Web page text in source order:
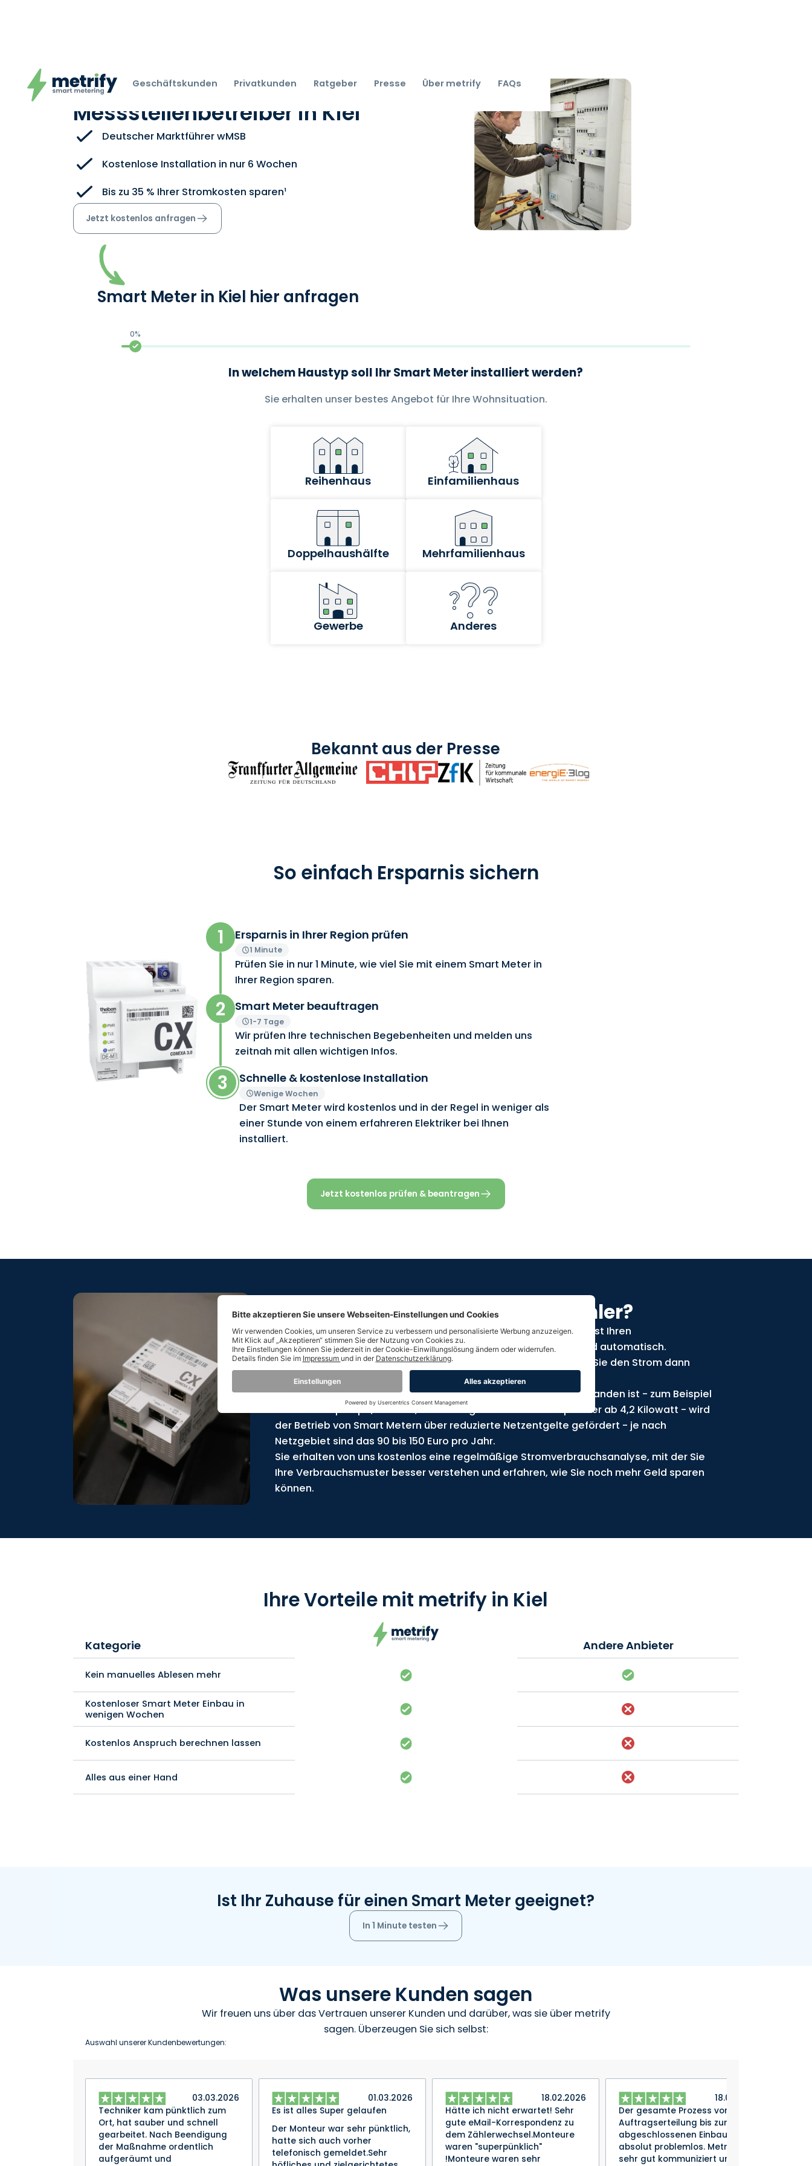
Geschäftskunden Privatkunden Ratgeber Presse Über metrify FAQs
metrify: Ihr
Messstellenbetreiber in Kiel
Deutscher Marktführer wMSB
Kostenlose Installation in nur 6 Wochen
Bis zu 35 % Ihrer Stromkosten sparen¹
Jetzt kostenlos anfragen
Smart Meter in Kiel hier anfragen
Bekannt aus der Presse
So einfach Ersparnis sichern
1 Ersparnis in Ihrer Region prüfen
1 Minute
Prüfen Sie in nur 1 Minute, wie viel Sie mit einem Smart Meter in
Ihrer Region sparen.
2 Smart Meter beauftragen
1-7 Tage
Wir prüfen Ihre technischen Begebenheiten und melden uns
zeitnah mit allen wichtigen Infos.
3 Schnelle & kostenlose Installation
Wenige Wochen
Der Smart Meter wird kostenlos und in der Regel in weniger als
einer Stunde von einem erfahreren Elektriker bei Ihnen
installiert.
Jetzt kostenlos prüfen & beantragen
Was ist einintelligenter Stromzähler?
Einintelligenter Stromzähler,auchSmart Metergenannt, erfasst Ihren
Stromverbrauch in Echtzeit und übermittelt Ihre Daten sicher und automatisch.
Damit ist er die Basis für dynamische Stromtarife, durch welche Sie den Strom dann
nutzen können, wenn er am günstigsten ist, ganz ohne Aufwand.
Zusätzlich gilt: Wenn bei Ihnen eine Anlage nach §14a EnWG vorhanden ist - zum Beispiel
eine Wärmepumpe, Wallbox, Klimaanlage oder ein Stromspeicher ab 4,2 Kilowatt - wird
der Betrieb von Smart Metern über reduzierte Netzentgelte gefördert - je nach
Netzgebiet sind das 90 bis 150 Euro pro Jahr.
Sie erhalten von uns kostenlos eine regelmäßige Stromverbrauchsanalyse, mit der Sie
Ihre Verbrauchsmuster besser verstehen und erfahren, wie Sie noch mehr Geld sparen
können.
Ihre Vorteile mit metrify in Kiel
Kategorie Andere Anbieter
Kein manuelles Ablesen mehr
Kostenloser Smart Meter Einbau in
wenigen Wochen
Kostenlos Anspruch berechnen lassen
Alles aus einer Hand
Ist Ihr Zuhause für einen Smart Meter geeignet?
In 1 Minute testen
Was unsere Kunden sagen
Wir freuen uns über das Vertrauen unserer Kunden und darüber, was sie über metrify
sagen. Überzeugen Sie sich selbst:
Auswahl unserer Kundenbewertungen:
03.03.2026
Techniker kam pünktlich zum
Ort, hat sauber und schnell
gearbeitet. Nach Beendigung
der Maßnahme ordentlich
aufgeräumt und
01.03.2026
Es ist alles Super gelaufen
Der Monteur war sehr pünktlich,
hatte sich auch vorher
telefonisch gemeldet.Sehr
18.02.2026
Hätte ich nicht erwartet! Sehr
gute eMail-Korrespondenz zu
dem Zählerwechsel.Monteure
waren "superpünklich"
!Monteure waren sehr
18.02.2026
Der gesamte Prozess von
Auftragserteilung bis zum
abgeschlossenen Einbau war
absolut problemlos. Metrify hat
sehr gut kommuniziert und sich